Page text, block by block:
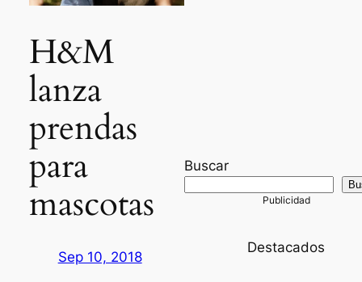
H&M
lanza
prendas
para
mascotas
Sep 10, 2018
Buscar
Destacados